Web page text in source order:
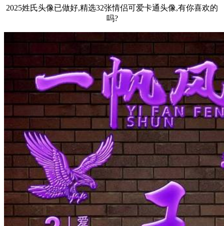
2025姓氏头像已做好,精选32张情侣可爱卡通头像,有你喜欢的
吗?